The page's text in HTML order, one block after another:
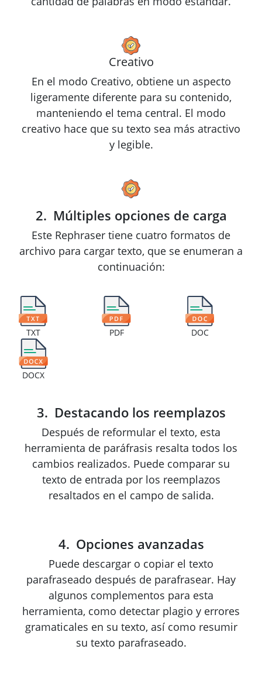
Creativo
En el modo Creativo, obtiene un aspecto
ligeramente diferente para su contenido,
manteniendo el tema central. El modo
creativo hace que su texto sea más atractivo
y legible.
Múltiples opciones de carga
Este Rephraser tiene cuatro formatos de
archivo para cargar texto, que se enumeran a
continuación:
TXT PDF DOC
DOCX
Destacando los reemplazos
Después de reformular el texto, esta
herramienta de paráfrasis resalta todos los
cambios realizados. Puede comparar su
texto de entrada por los reemplazos
resaltados en el campo de salida.
Opciones avanzadas
Puede descargar o copiar el texto
parafraseado después de parafrasear. Hay
algunos complementos para esta
herramienta, como detectar plagio y errores
gramaticales en su texto, así como resumir
su texto parafraseado.